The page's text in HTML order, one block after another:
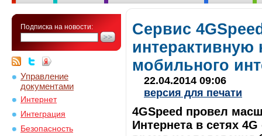
Подписка на новости:
Управление
документами
Интернет
Интеграция
Безопасность
Сервис
интерактивную
мобильного
22.04.2014 09:06
версия для печати
4GSpeed провел
Интернета в сетях